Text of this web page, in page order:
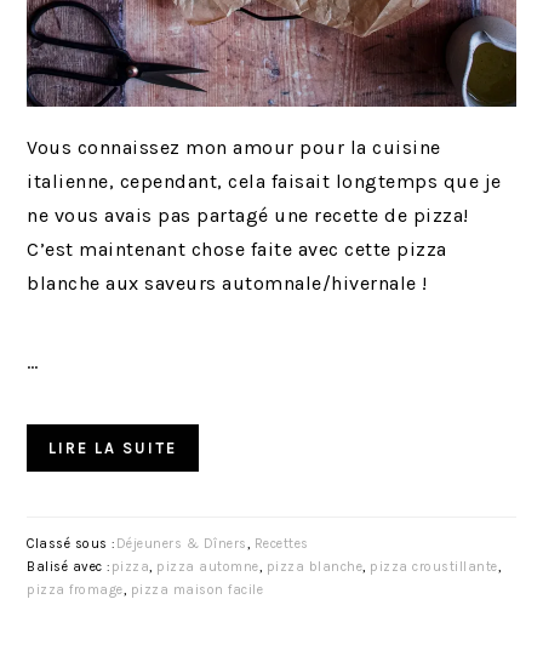
Vous connaissez mon amour pour la cuisine
italienne, cependant, cela faisait longtemps que je
ne vous avais pas partagé une recette de pizza!
C’est maintenant chose faite avec cette pizza
blanche aux saveurs automnale/hivernale !
…
LIRE LA SUITE
Classé sous : Déjeuners & Dîners
Recettes
Balisé avec : pizza pizza automne pizza blanche pizza croustillante
pizza fromage
pizza maison facile